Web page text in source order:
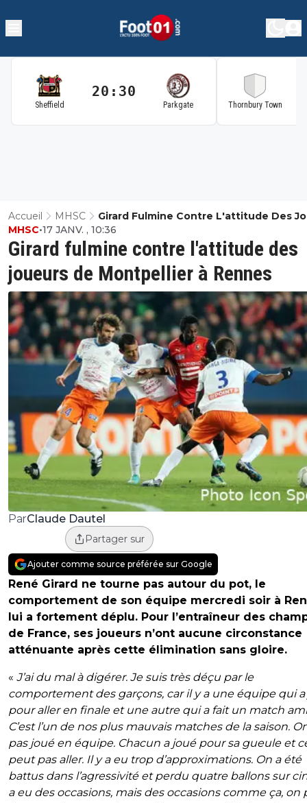
Sheffield
20:30
Parkgate Thornbury Town
Accueil MHSC
Girard Fulmine Contre L'attitude Des
De Montpellier À Rennes
Girard fulmine contre l'attitude des
joueurs de Montpellier à Rennes
MHSC•17 JANV. , 10:36
ParClaude Dautel
Partager sur
Ajouter comme source préférée sur Google
René Girard ne tourne pas autour du pot, le
comportement de son équipe mercredi soir à
lui a fortement déplu. Pour l’entraîneur des
de France, ses joueurs n’ont aucune circonstance
atténuante après cette élimination sans gloire.
« J’ai du mal à digérer. Je suis très déçu par le
comportement des garçons, car il y a une équipe qui
pour aller en finale et une autre qui a fait un match
C’est l’un de nos plus mauvais matches de la saison.
pas joué en équipe. Chacun a joué pour sa gueule et
peut pas aller. Il y a eu trop d’approximations. On a été
battus dans l’agressivité et perdu quatre ballons sur
a eu des occasions, mais des occasions comme ça, on